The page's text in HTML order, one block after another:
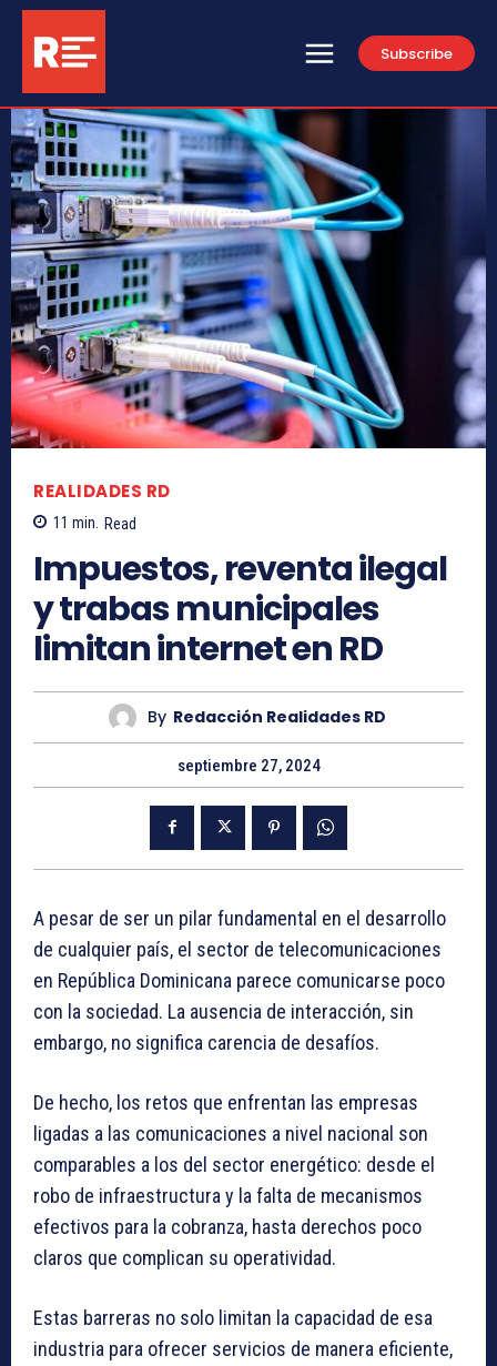
Subscribe
REALIDADES RD
11 min. Read
Impuestos, reventa ilegal
y trabas municipales
limitan internet en RD
By Redacción Realidades RD
septiembre 27, 2024
A pesar de ser un pilar fundamental en el desarrollo
de cualquier país, el sector de telecomunicaciones
en República Dominicana parece comunicarse poco
con la sociedad. La ausencia de interacción, sin
embargo, no significa carencia de desafíos.
De hecho, los retos que enfrentan las empresas
ligadas a las comunicaciones a nivel nacional son
comparables a los del sector energético: desde el
robo de infraestructura y la falta de mecanismos
efectivos para la cobranza, hasta derechos poco
claros que complican su operatividad.
Estas barreras no solo limitan la capacidad de esa
industria para ofrecer servicios de manera eficiente,